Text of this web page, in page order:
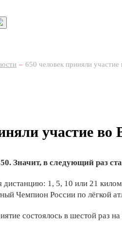
650 человек приняли
участие
Значит, в следующий раз
дистанцию: 1, 5, 10 или 21
Чемпион России по лёгкой
состоялось в шестой раз